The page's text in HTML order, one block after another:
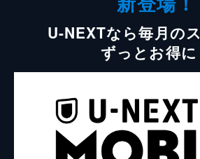
U-NEXTなら毎月の
ずっとお得に